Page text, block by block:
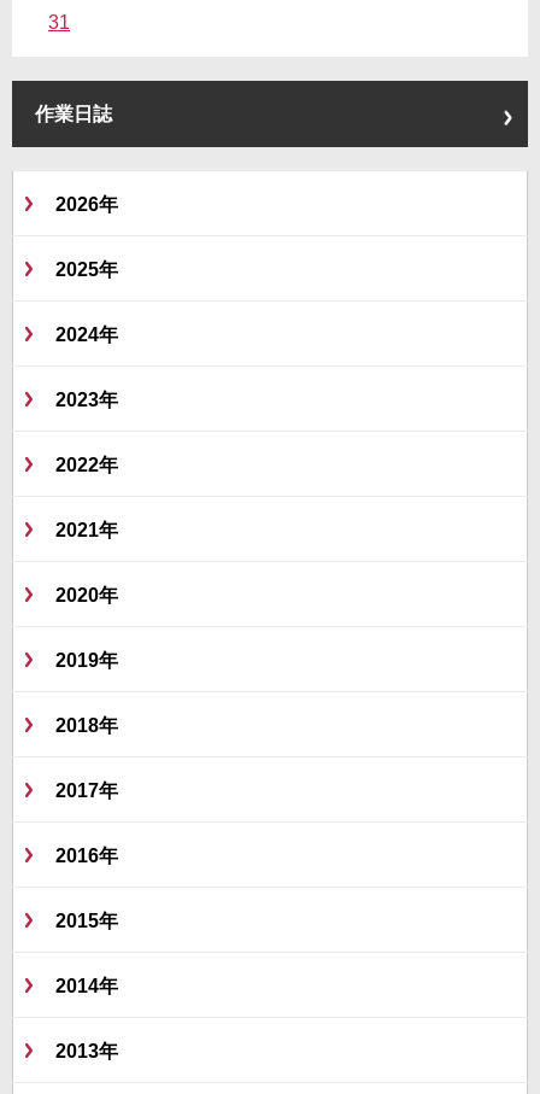
31
作業日誌
2026年
2025年
2024年
2023年
2022年
2021年
2020年
2019年
2018年
2017年
2016年
2015年
2014年
2013年